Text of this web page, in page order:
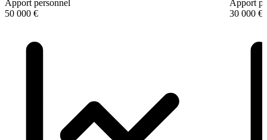
Apport personnel
50 000 €
Apport
30 000 €